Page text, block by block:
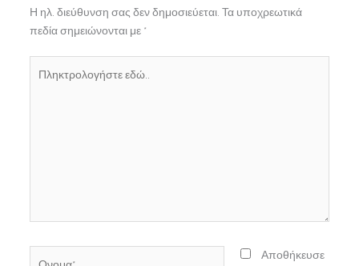
Η ηλ. διεύθυνση σας δεν δημοσιεύεται. Τα υποχρεωτικά
πεδία σημειώνονται με *
εδώ..
Αποθήκευσε